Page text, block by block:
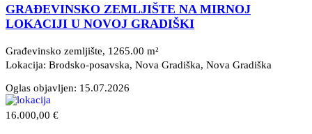
GRAĐEVINSKO ZEMLJIŠTE NA MIRNOJ
LOKACIJI U NOVOJ GRADIŠKI
Građevinsko zemljište, 1265.00 m²
Lokacija: Brodsko-posavska, Nova Gradiška, Nova Gradiška
Oglas objavljen: 15.07.2026
16.000,00 €